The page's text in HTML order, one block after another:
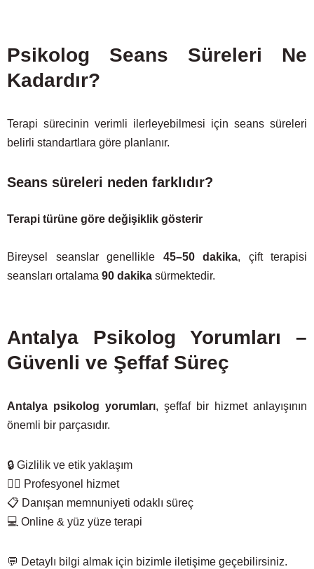
Psikolog Seans Süreleri Ne
Kadardır?
Terapi sürecinin verimli ilerleyebilmesi için seans süreleri
belirli standartlara göre planlanır.
Seans süreleri neden farklıdır?
Terapi türüne göre değişiklik gösterir
Bireysel seanslar genellikle 45–50 dakika, çift terapisi
seansları ortalama 90 dakika sürmektedir.
Antalya Psikolog Yorumları –
Güvenli ve Şeffaf Süreç
Antalya psikolog yorumları, şeffaf bir hizmet anlayışının
önemli bir parçasıdır.
🔒 Gizlilik ve etik yaklaşım
🧑‍⚕️ Profesyonel hizmet
📋 Danışan memnuniyeti odaklı süreç
💻 Online & yüz yüze terapi
💬 Detaylı bilgi almak için bizimle iletişime geçebilirsiniz.